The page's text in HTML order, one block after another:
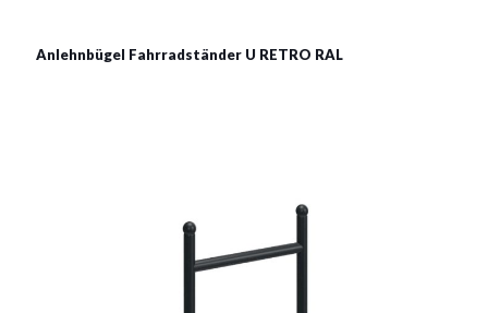
Anlehnbügel Fahrradständer U RETRO RAL
verzinkter Stahl mit Pulverbeschichtung in RAL
Siehe mehr